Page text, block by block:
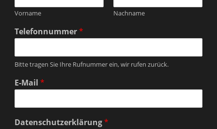
Vorname Nachname
Telefonnummer*
Bitte tragen Sie Ihre Rufnummer ein, wir rufen zurück.
E-Mail *
Datenschutzerklärung*